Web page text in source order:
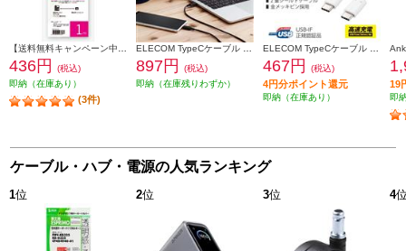
436円
(税込)
即納（在庫あり）
(3件)
897円
(税込)
即納（在庫残りわずか）
467円 (税込)
4円分ポイント還元
即納（在庫あり）
19
即
ケーブル・ハブ・電源の人気ランキング
1位 2位 3位 4